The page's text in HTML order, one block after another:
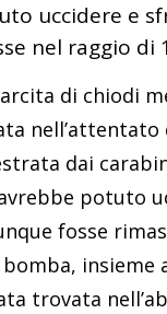
uccidere e
nel raggio di
di chiodi
nell’attentato
dai
potuto
fosse
insieme
trovata